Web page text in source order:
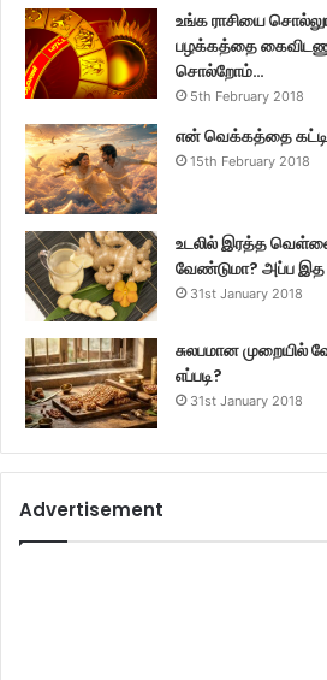
உங்க ராசியை
பழக்கத்தை
சொல்றோம்…
5th February 2018
என் வெக்கத்தை
15th February 2018
உடலில் இரத்த
வேண்டுமா? அப்ப இத
31st January 2018
சுலபமான முறையில்
எப்படி?
31st January 2018
Advertisement